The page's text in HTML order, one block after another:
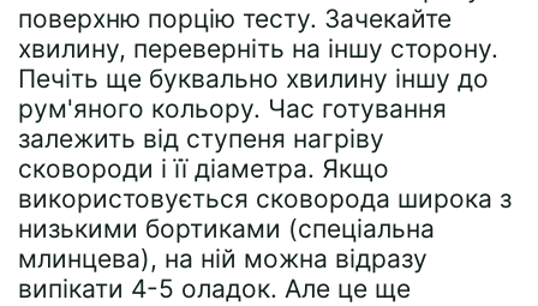
поверхню порцію тесту. Зачекайте
хвилину, переверніть на іншу сторону.
Печіть ще буквально хвилину іншу до
рум'яного кольору. Час готування
залежить від ступеня нагріву
сковороди і її діаметра. Якщо
використовується сковорода широка з
низькими бортиками (спеціальна
млинцева), на ній можна відразу
випікати 4-5 оладок. Але це ще